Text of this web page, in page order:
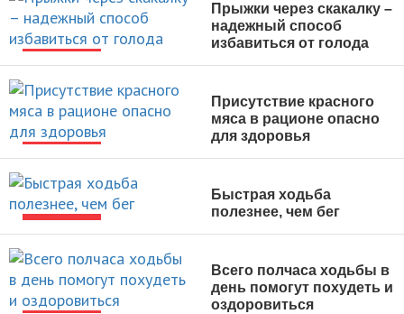
НОВОСТИ
Прыжки через скакалку –
надежный способ
избавиться от голода
НОВОСТИ
Присутствие красного
мяса в рационе опасно
для здоровья
Быстрая ходьба
полезнее, чем бег
Всего полчаса ходьбы в
день помогут похудеть и
оздоровиться